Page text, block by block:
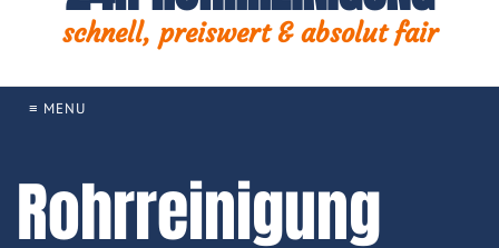
schnell, preiswert & absolut fair
≡ MENU
Rohrreinigung